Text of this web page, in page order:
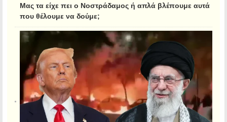
Μας τα είχε πει ο Νοστράδαμος ή απλά βλέπουμε αυτά
που θέλουμε να δούμε;